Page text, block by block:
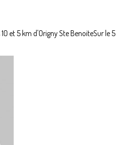
et 5 km d'Origny Ste BenoiteSur le 5